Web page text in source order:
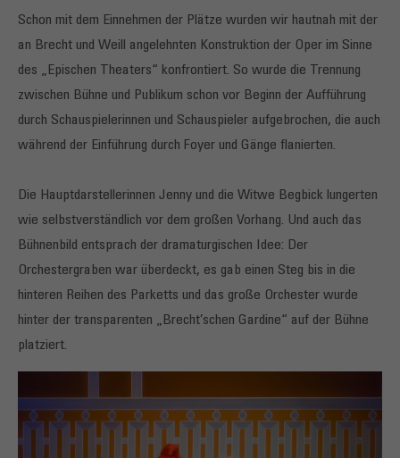
Schon mit dem Einnehmen der Plätze wurden wir hautnah mit der
an Brecht und Weill angelehnten Konstruktion der Oper im Sinne
des „Epischen Theaters“ konfrontiert. So wurde die Trennung
zwischen Bühne und Publikum schon vor Beginn der Aufführung
durch Schauspielerinnen und Schauspieler aufgebrochen, die auch
während der Einführung durch Foyer und Gänge flanierten.
Die Hauptdarstellerinnen Jenny und die Witwe Begbick lungerten
wie selbstverständlich vor dem großen Vorhang. Und auch das
Bühnenbild entsprach der dramaturgischen Idee: Der
Orchestergraben war überdeckt, es gab einen Steg bis in die
hinteren Reihen des Parketts und das große Orchester wurde
hinter der transparenten „Brecht’schen Gardine“ auf der Bühne
platziert.